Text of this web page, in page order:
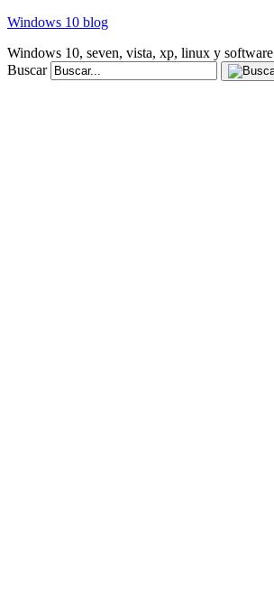
Windows 10 blog
Windows 10, seven, vista, xp, linux y software
Buscar